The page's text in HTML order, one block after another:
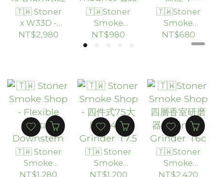
🇹🇼 Stoner
x W33D -
The
積木水煙壺
（30cm）
NT$2,980
🇹🇼Stoner
Smoke
Shop - 3pc
密封儲存罐
NT$980
🇹🇼Stoner
Smoke
Shop -
Stoner
NT$680
🇹🇼 Stoner
Smoke
Shop -
NT$1,280
🇹🇼 Stoner
Smoke
Shop - 四件
NT$1,200
🇹🇼Stoner
Smoke
Shop 四層
NT$2,420